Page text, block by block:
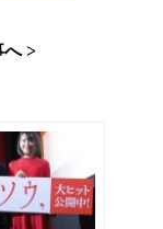
へ >